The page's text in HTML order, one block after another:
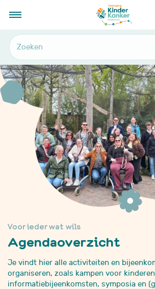
Voor ieder wat wils
Agendaoverzicht
Je vindt hier alle activiteiten en
organiseren, zoals kampen voor
informatiebijeenkomsten, symposia en